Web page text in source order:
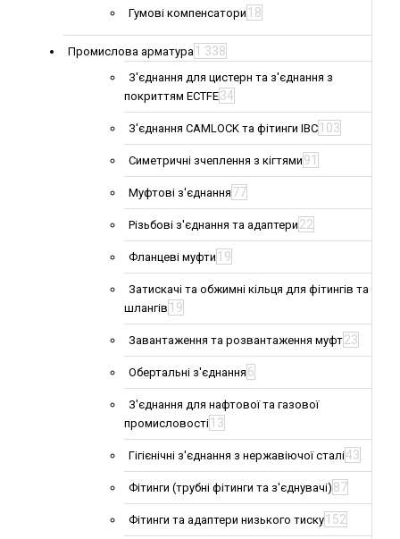
Гумові компенсатори 18
Промислова арматура 1 338
З'єднання для цистерн та з'єднання з
покриттям ECTFE34
З'єднання CAMLOCK та фітинги IBC 103
Симетричні зчеплення з кігтями 91
Муфтові з'єднання 77
Різьбові з'єднання та адаптери 22
Фланцеві муфти 19
Затискачі та обжимні кільця для фітингів та
шлангів 19
Завантаження та розвантаження муфт23
Обертальні з'єднання 6
З'єднання для нафтової та газової
промисловості 13
Гігієнічні з'єднання з нержавіючої сталі43
Фітинги (трубні фітинги та з'єднувачі) 87
Фітинги та адаптери низького тиску 152